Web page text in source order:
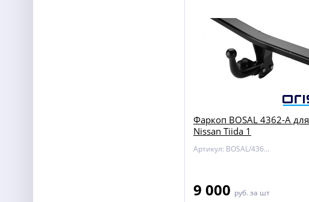
Фаркоп BOSAL 4362-A для
Nissan Tiida 1
Артикул: BOSAL/4362-A
9 000 руб. за шт